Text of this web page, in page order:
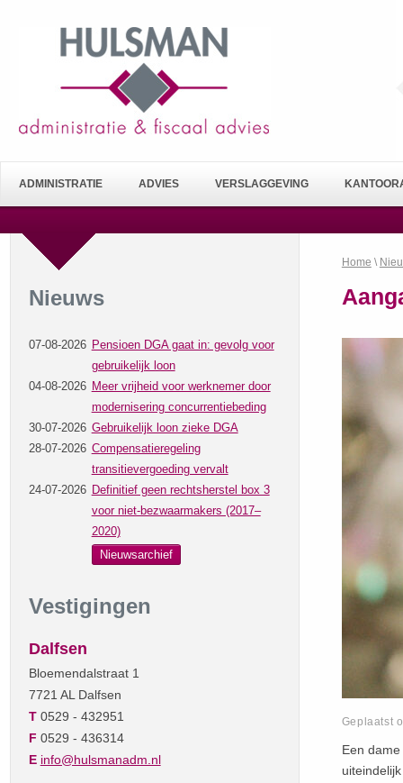
ADMINISTRATIE ADVIES VERSLAGGEVING
Nieuws
07-08-2026 Pensioen DGA gaat in: gevolg voor
gebruikelijk loon
04-08-2026 Meer vrijheid voor werknemer door
modernisering concurrentiebeding
30-07-2026 Gebruikelijk loon zieke DGA
28-07-2026 Compensatieregeling
transitievergoeding vervalt
24-07-2026 Definitief geen rechtsherstel box 3
voor niet-bezwaarmakers (2017–
2020)
Nieuwsarchief
Vestigingen
Dalfsen
Bloemendalstraat 1
7721 AL Dalfsen
T0529 - 432951
F 0529 - 436314
E info@hulsmanadm.nl
Home \
Geplaatst
Een